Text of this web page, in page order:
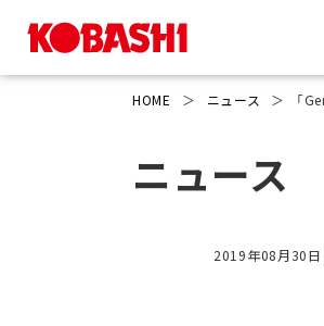
HOME ＞ ニュース ＞ 「
ニュース
2019年08月30日